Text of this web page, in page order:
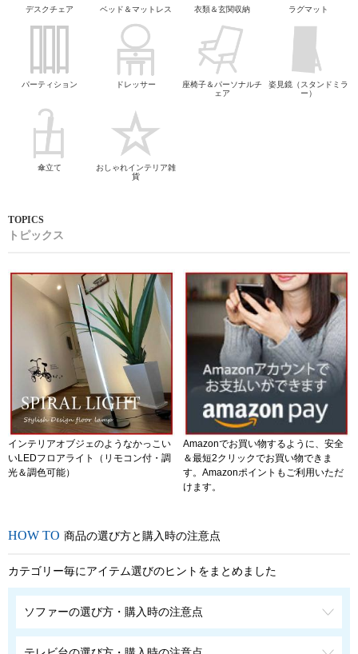
デスクチェア ベッド＆マットレス 衣類＆玄関収納 ラグマット
パーティション ドレッサー
座椅子＆パーソナルチ
ェア
姿見鏡（スタンドミラ
ー）
傘立て
おしゃれインテリア雑
貨
トピックス
インテリアオブジェのようなかっこい
いLEDフロアライト（リモコン付・調
光＆調色可能）
Amazonでお買い物するように、安全
＆最短2クリックでお買い物できま
す。Amazonポイントもご利用いただ
けます。
商品の選び方と購入時の注意点
カテゴリー毎にアイテム選びのヒントをまとめました
ソファーの選び方・購入時の注意点